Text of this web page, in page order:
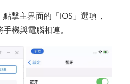
擊主界面的「iOS」選項，
機與電腦相連。